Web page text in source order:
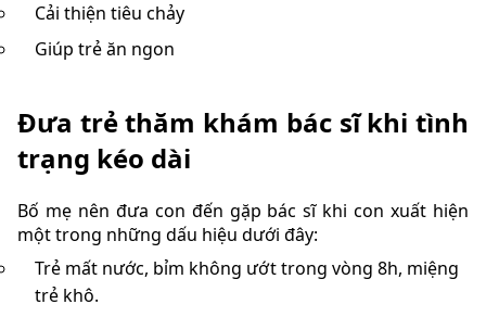
Cải thiện tiêu chảy
Giúp trẻ ăn ngon
Đưa trẻ thăm khám bác sĩ khi tình
trạng kéo dài
Bố mẹ nên đưa con đến gặp bác sĩ khi con xuất hiện
một trong những dấu hiệu dưới đây:
Trẻ mất nước, bỉm không ướt trong vòng 8h, miệng
trẻ khô.